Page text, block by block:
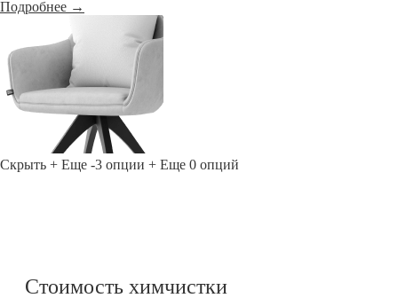
Подробнее →
Скрыть + Еще -3 опции + Еще 0 опций
Стоимость химчистки